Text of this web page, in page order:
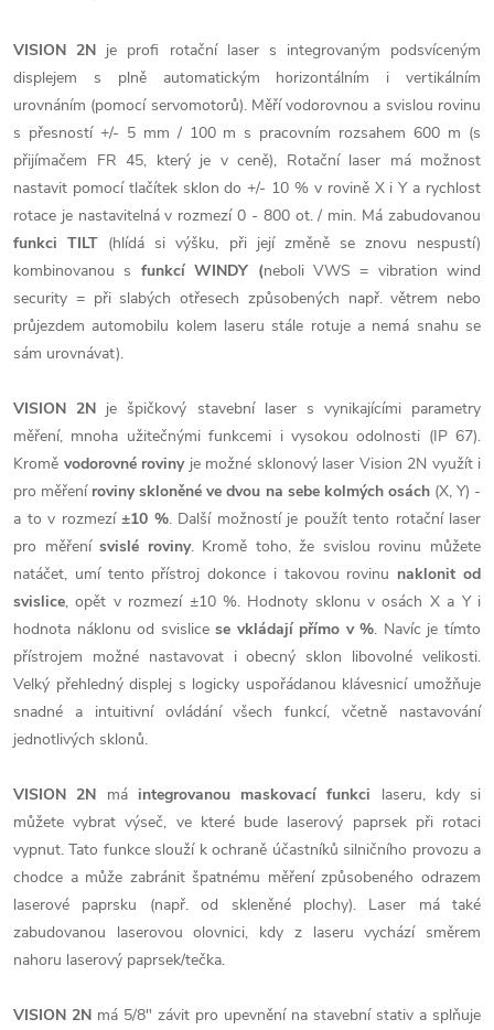
VISION 2N je profi rotační laser s integrovaným podsvíceným
displejem s plně automatickým horizontálním i vertikálním
urovnáním (pomocí servomotorů). Měří vodorovnou a svislou rovinu
s přesností +/- 5 mm / 100 m s pracovním rozsahem 600 m (s
přijímačem FR 45, který je v ceně), Rotační laser má možnost
nastavit pomocí tlačítek sklon do +/- 10 % v rovině X i Y a rychlost
rotace je nastavitelná v rozmezí 0 - 800 ot. / min. Má zabudovanou
funkci TILT (hlídá si výšku, při její změně se znovu nespustí)
kombinovanou s funkcí WINDY (neboli VWS = vibration wind
security = při slabých otřesech způsobených např. větrem nebo
průjezdem automobilu kolem laseru stále rotuje a nemá snahu se
sám urovnávat).
VISION 2N je špičkový stavební laser s vynikajícími parametry
měření, mnoha užitečnými funkcemi i vysokou odolnosti (IP 67).
Kromě vodorovné rovinyje možné sklonový laser Vision 2N využít i
pro měření roviny skloněné ve dvou na sebe kolmých osách(X, Y) -
a to v rozmezí ±10 %. Další možností je použít tento rotační laser
pro měřenísvislé roviny. Kromě toho, že svislou rovinu můžete
natáčet, umí tento přístroj dokonce i takovou rovinu naklonit od
svislice, opět v rozmezí ±10 %. Hodnoty sklonu v osách X a Y i
hodnota náklonu od svislicese vkládají přímo v %. Navíc je tímto
přístrojem možné nastavovat i obecný sklon libovolné velikosti.
Velký přehledný displej s logicky uspořádanou klávesnicí umožňuje
snadné a intuitivní ovládání všech funkcí, včetně nastavování
jednotlivých sklonů.
VISION 2N má integrovanou maskovací funkci laseru, kdy si
můžete vybrat výseč, ve které bude laserový paprsek při rotaci
vypnut. Tato funkce slouží k ochraně účastníků silničního provozu a
chodce a může zabránit špatnému měření způsobeného odrazem
laserové paprsku (např. od skleněné plochy). Laser má také
zabudovanou laserovou olovnici, kdy z laseru vychází směrem
nahoru laserový paprsek/tečka.
VISION 2N má 5/8" závit pro upevnění na stavební stativ a splňuje